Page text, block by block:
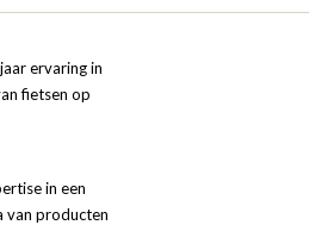
ervaring in
fietsen op
in een
van producten